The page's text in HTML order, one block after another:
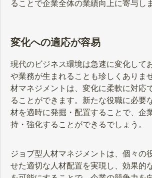
ることで企業全体の業績向上に寄与し
変化への適応が容易
現代のビジネス環境は急速に変化して
や業務が生まれることも珍しくありま
材マネジメントは、変化に柔軟に対応
ることができます。新たな役職に必要
材を適時に発掘・配置することで、企
持・強化することができるでしょう。
ジョブ型人材マネジメントは、個々の
せた適切な人材配置を実現し、効果的